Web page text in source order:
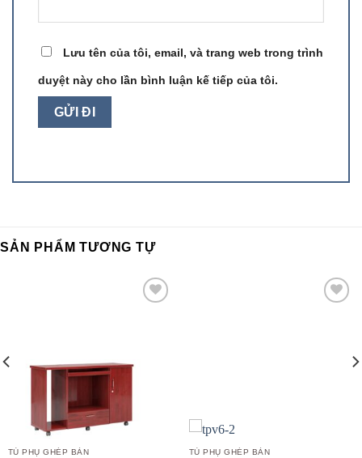
Lưu tên của tôi, email, và trang web trong trình
duyệt này cho lần bình luận kế tiếp của tôi.
SẢN PHẨM TƯƠNG TỰ
TỦ PHỤ GHÉP BÀN TỦ PHỤ GHÉP BÀN